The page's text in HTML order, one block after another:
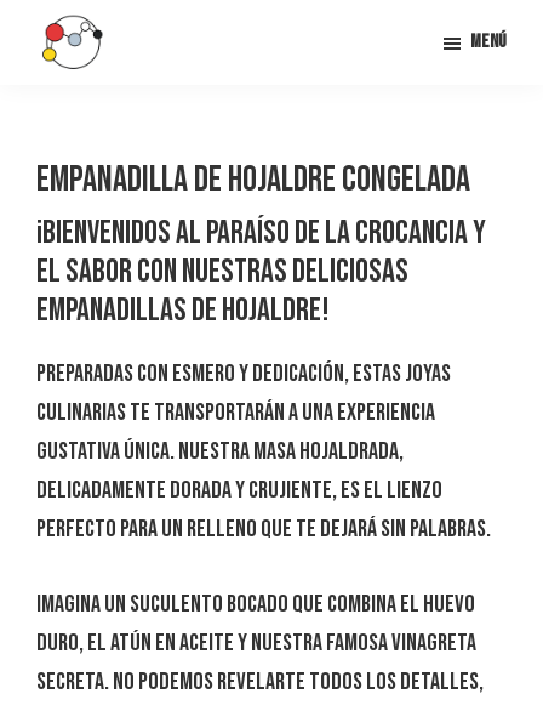
clave
éxito
en
tu
de
alimentación
Menú
Empanadilla de hojaldre congelada
¡Bienvenidos al paraíso de la crocancia y
el sabor con nuestras deliciosas
Empanadillas de Hojaldre!
Preparadas con esmero y dedicación, estas joyas
culinarias te transportarán a una experiencia
gustativa única. Nuestra masa hojaldrada,
delicadamente dorada y crujiente, es el lienzo
perfecto para un relleno que te dejará sin palabras.
Imagina un suculento bocado que combina el huevo
duro, el atún en aceite y nuestra famosa vinagreta
secreta. No podemos revelarte todos los detalles,